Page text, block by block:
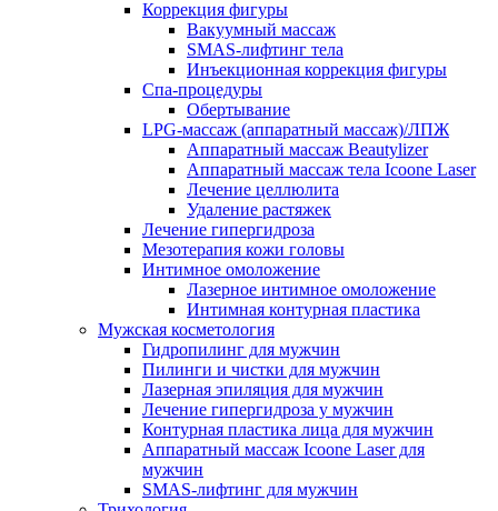
Коррекция фигуры
Вакуумный массаж
SMAS-лифтинг тела
Инъекционная коррекция фигуры
Спа-процедуры
Обертывание
LPG-массаж (аппаратный массаж)/ЛПЖ
Аппаратный массаж Beautylizer
Аппаратный массаж тела Icoone Laser
Лечение целлюлита
Удаление растяжек
Лечение гипергидроза
Мезотерапия кожи головы
Интимное омоложение
Лазерное интимное омоложение
Интимная контурная пластика
Мужская косметология
Гидропилинг для мужчин
Пилинги и чистки для мужчин
Лазерная эпиляция для мужчин
Лечение гипергидроза у мужчин
Контурная пластика лица для мужчин
Аппаратный массаж Icoone Laser для
мужчин
SMAS-лифтинг для мужчин